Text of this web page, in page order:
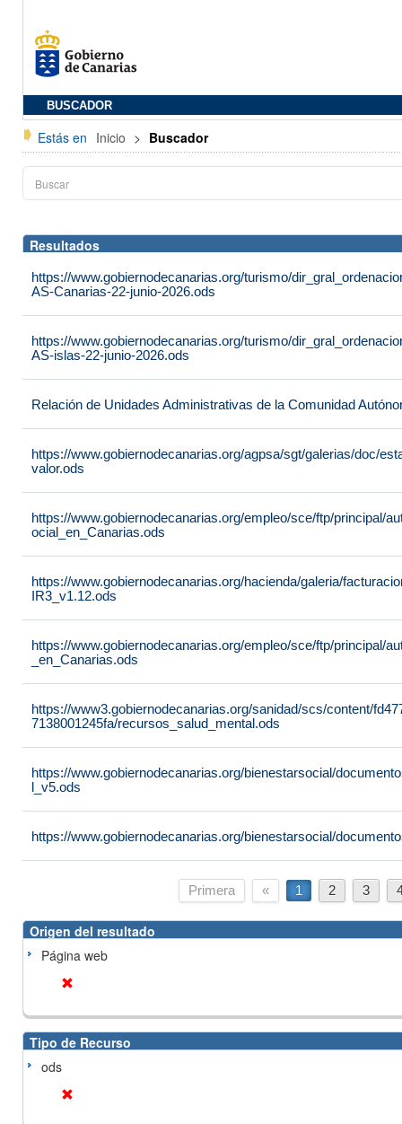
BUSCADOR
Estás en Inicio > Buscador
Resultados
https://www.gobiernodecanarias.org/turismo/
AS-Canarias-22-junio-2026.ods
https://www.gobiernodecanarias.org/turismo/
AS-islas-22-junio-2026.ods
Relación de Unidades Administrativas de la Comunidad
https://www.gobiernodecanarias.org/agpsa/sgt/galerias/doc/
valor.ods
https://www.gobiernodecanarias.org/empleo/sce/ftp/principal/
ocial_en_Canarias.ods
https://www.gobiernodecanarias.org/hacienda/galeria/
IR3_v1.12.ods
https://www.gobiernodecanarias.org/empleo/sce/ftp/principal/
_en_Canarias.ods
https://www3.gobiernodecanarias.org/sanidad/scs/content/
7138001245fa/recursos_salud_mental.ods
https://www.gobiernodecanarias.org/bienestarsocial/
l_v5.ods
https://www.gobiernodecanarias.org/bienestarsocial/
Primera « 1 2 3
Origen del resultado
Página web
Tipo de Recurso
ods